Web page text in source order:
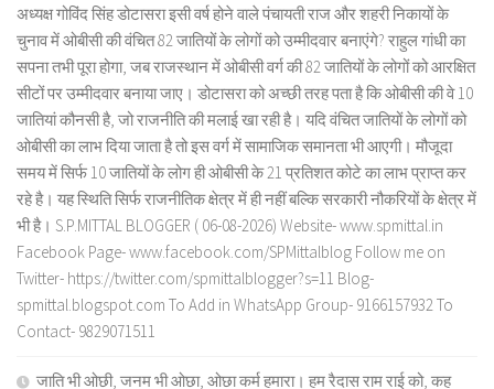
अध्यक्ष गोविंद सिंह डोटासरा इसी वर्ष होने वाले पंचायती राज और शहरी निकायों के
चुनाव में ओबीसी की वंचित 82 जातियों के लोगों को उम्मीदवार बनाएंगे? राहुल गांधी का
सपना तभी पूरा होगा, जब राजस्थान में ओबीसी वर्ग की 82 जातियों के लोगों को आरक्षित
सीटों पर उम्मीदवार बनाया जाए। डोटासरा को अच्छी तरह पता है कि ओबीसी की वे 10
जातियां कौनसी है, जो राजनीति की मलाई खा रही है। यदि वंचित जातियों के लोगों को
ओबीसी का लाभ दिया जाता है तो इस वर्ग में सामाजिक समानता भी आएगी। मौजूदा
समय में सिर्फ 10 जातियों के लोग ही ओबीसी के 21 प्रतिशत कोटे का लाभ प्राप्त कर
रहे है। यह स्थिति सिर्फ राजनीतिक क्षेत्र में ही नहीं बल्कि सरकारी नौकरियों के क्षेत्र में
भी है। S.P.MITTAL BLOGGER ( 06-08-2026) Website- www.spmittal.in
Facebook Page- www.facebook.com/SPMittalblog Follow me on
Twitter- https://twitter.com/spmittalblogger?s=11 Blog-
spmittal.blogspot.com To Add in WhatsApp Group- 9166157932 To
Contact- 9829071511
जाति भी ओछी, जनम भी ओछा, ओछा कर्म हमारा। हम रैदास राम राई को, कह